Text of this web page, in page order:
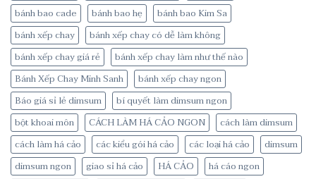
bánh bao cade
bánh bao hẹ
bánh bao Kim Sa
bánh xếp chay
bánh xếp chay có dễ làm không
bánh xếp chay giá rẻ
bánh xếp chay làm như thế nào
Bánh Xếp Chay Minh Sanh
bánh xếp chay ngon
Báo giá sỉ lẻ dimsum
bí quyết làm dimsum ngon
bột khoai môn
CÁCH LÀM HÁ CẢO NGON
cách làm dimsum
cách làm há cảo
các kiểu gói há cảo các loại há cảo
dimsum
dimsum ngon
giao sỉ há cảo HÁ CẢO
há cáo ngon